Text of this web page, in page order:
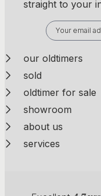
straight to your
our oldtimers
sold
oldtimer for sale
showroom
about us
services